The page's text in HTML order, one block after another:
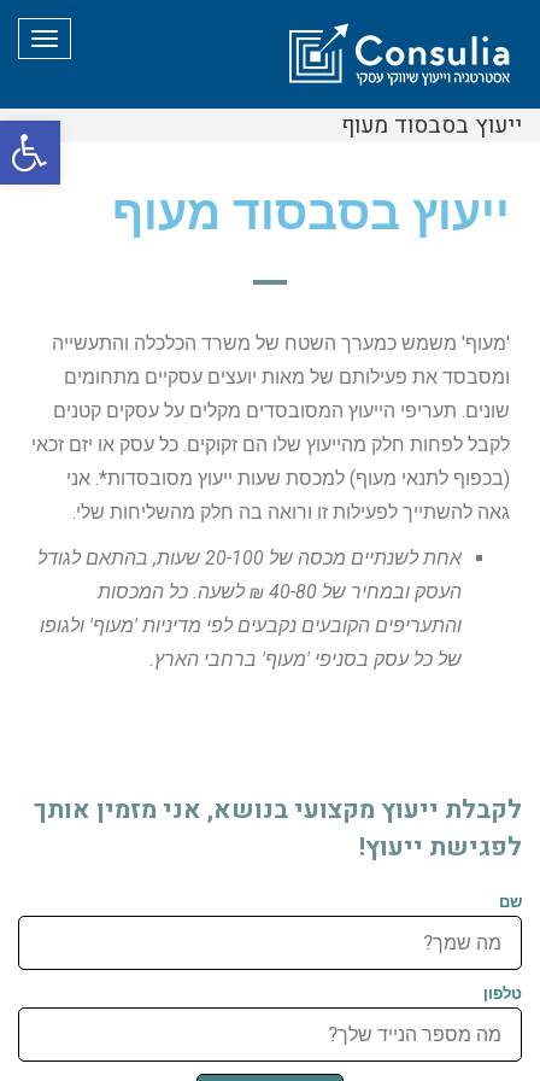
ייעוץ בסבסוד מעוף
ייעוץ בסבסוד מעוף
'מעוף' משמש כמערך השטח של משרד הכלכלה והתעשייה
ומסבסד את פעילותם של מאות יועצים עסקיים מתחומים
שונים. תעריפי הייעוץ המסובסדים מקלים על עסקים קטנים
לקבל לפחות חלק מהייעוץ שלו הם זקוקים. כל עסק או יזם זכאי
(בכפוף לתנאי מעוף) למכסת שעות ייעוץ מסובסדות*. אני
גאה להשתייך לפעילות זו ורואה בה חלק מהשליחות שלי.
אחת לשנתיים מכסה של 20-100 שעות, בהתאם לגודל
העסק ובמחיר של 40-80 ₪ לשעה. כל המכסות
והתעריפים הקובעים נקבעים לפי מדיניות 'מעוף' ולגופו
של כל עסק בסניפי 'מעוף' ברחבי הארץ.
לקבלת ייעוץ מקצועי בנושא, אני מזמין אותך
לפגישת ייעוץ!
שם
טלפון